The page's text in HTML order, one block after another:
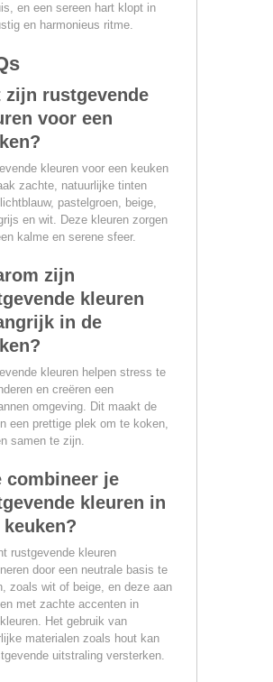
en een sereen hart klopt in
en harmonieus ritme.
zijn rustgevende
voor een
kleuren voor een keuken
zachte, natuurlijke tinten
pastelgroen, beige,
en wit. Deze kleuren zorgen
kalme en serene sfeer.
zijn
kleuren
in de
kleuren helpen stress te
en creëren een
omgeving. Dit maakt de
een prettige plek om te koken,
samen te zijn.
combineer je
kleuren in
keuken?
rustgevende kleuren
door een neutrale basis te
zoals wit of beige, en deze aan
met zachte accenten in
Het gebruik van
materialen zoals hout kan
uitstraling versterken.